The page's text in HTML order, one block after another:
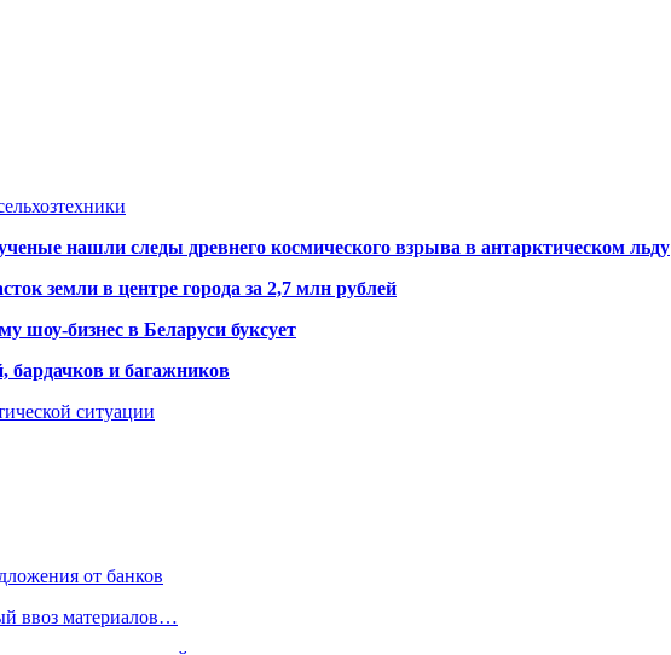
нашли следы древнего космического взрыва в антарктическом льду
земли в центре города за 2,7 млн рублей
шоу-бизнес в Беларуси буксует
бардачков и багажников
ситуации
от банков
ввоз материалов…